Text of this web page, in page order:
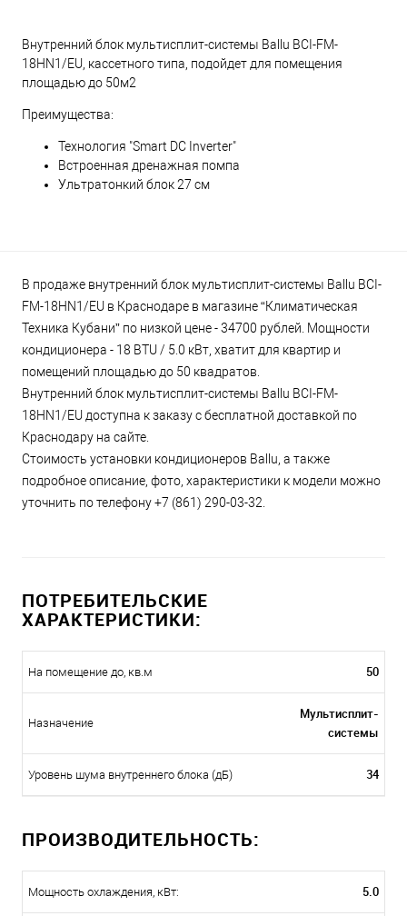
Внутренний блок мультисплит-системы Ballu BCI-FM-
18HN1/EU, кассетного типа, подойдет для помещения
площадью до 50м2
Преимущества:
Технология "Smart DC Inverter"
Встроенная дренажная помпа
Ультратонкий блок 27 см
В продаже внутренний блок мультисплит-системы Ballu BCI-
FM-18HN1/EU в Краснодаре в магазине “Климатическая
Техника Кубани” по низкой цене - 34700 рублей. Мощности
кондиционера - 18 BTU / 5.0 кВт, хватит для квартир и
помещений площадью до 50 квадратов.
Внутренний блок мультисплит-системы Ballu BCI-FM-
18HN1/EU доступна к заказу с бесплатной доставкой по
Краснодару на сайте.
Стоимость установки кондиционеров Ballu, а также
подробное описание, фото, характеристики к модели можно
уточнить по телефону +7 (861) 290-03-32.
ПОТРЕБИТЕЛЬСКИЕ
ХАРАКТЕРИСТИКИ:
На помещение до, кв.м 50
Назначение
Мультисплит-
системы
Уровень шума внутреннего блока (дБ) 34
ПРОИЗВОДИТЕЛЬНОСТЬ:
Мощность охлаждения, кВт: 5.0